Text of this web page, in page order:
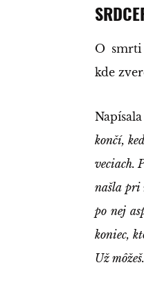
O smrti
kde
končí,
veciach.
našla pri
po nej
koniec,
Už